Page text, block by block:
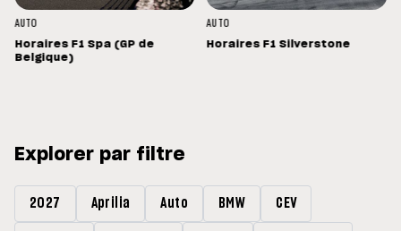
AUTO
Horaires F1 Spa (GP de
Belgique)
AUTO
Horaires F1 Silverstone
Explorer par filtre
2027 Aprilia Auto BMW CEV